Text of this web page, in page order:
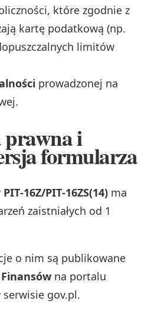
które zgodnie z
kartę podatkową (np.
limitów
prowadzonej na
prawna i
formularza
PIT‑16ZS(14) ma
zaistniałych od 1
o nim są publikowane
na portalu
gov.pl.